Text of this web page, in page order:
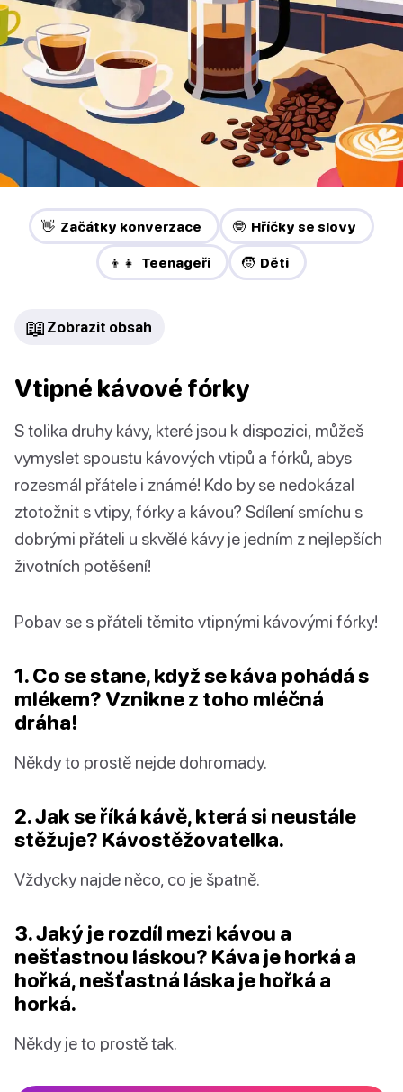
👋 Začátky konverzace 🤓 Hříčky se slovy
👦👧 Teenageři 🧒 Děti
📖 Zobrazit obsah
Vtipné kávové fórky
S tolika druhy kávy, které jsou k dispozici, můžeš
vymyslet spoustu kávových vtipů a fórků, abys
rozesmál přátele i známé! Kdo by se nedokázal
ztotožnit s vtipy, fórky a kávou? Sdílení smíchu s
dobrými přáteli u skvělé kávy je jedním z nejlepších
životních potěšení!
Pobav se s přáteli těmito vtipnými kávovými fórky!
1. Co se stane, když se káva pohádá s
mlékem? Vznikne z toho mléčná
dráha!
Někdy to prostě nejde dohromady.
2. Jak se říká kávě, která si neustále
stěžuje? Kávostěžovatelka.
Vždycky najde něco, co je špatně.
3. Jaký je rozdíl mezi kávou a
nešťastnou láskou? Káva je horká a
hořká, nešťastná láska je hořká a
horká.
Někdy je to prostě tak.